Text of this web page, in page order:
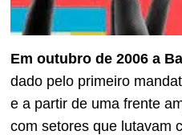
Em outubro de 2006 a
dado pelo primeiro
e a partir de uma frente
com setores que lutavam